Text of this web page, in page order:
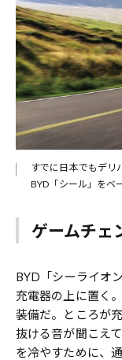
すでに日本でもデリ
BYD「シール」をベ
ゲームチェ
BYD「シーライオ
充電器の上に置く
装備だ。ところが
抜ける音が聞こえ
を冷やすために、